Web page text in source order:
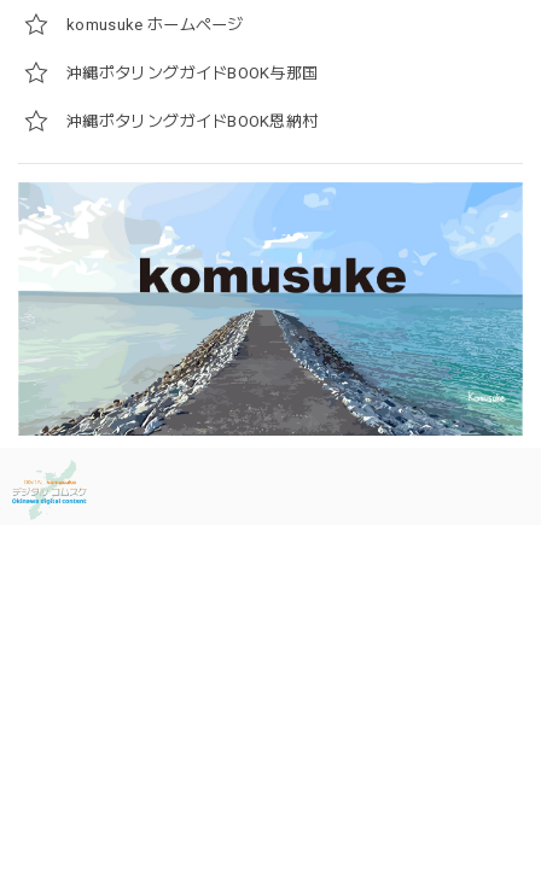
komusuke ホームページ
沖縄ポタリングガイドBOOK与那国
沖縄ポタリングガイドBOOK恩納村